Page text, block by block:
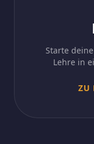
Starte
Lehre in
ZU